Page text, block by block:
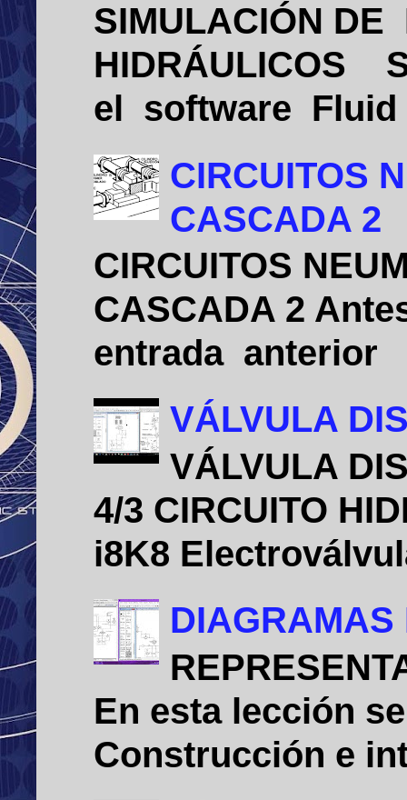
SIMULACIÓN
HIDRÁULICOS
el software Fluid
CIRCUITOS
CASCADA 2
CIRCUITOS
CASCADA 2
entrada anterior
VÁLVULA
VÁLVULA
4/3 CIRCUITO
i8K8
DIAGRAMAS
En esta lección
Construcción e